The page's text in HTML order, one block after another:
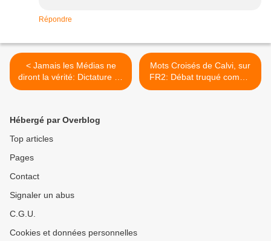
Répondre
< Jamais les Médias ne
diront la vérité: Dictature du
cartel chimique...
Mots Croisés de Calvi, sur
FR2: Débat truqué comme
C ds l'Air, par Eva >
Hébergé par Overblog
Top articles
Pages
Contact
Signaler un abus
C.G.U.
Cookies et données personnelles